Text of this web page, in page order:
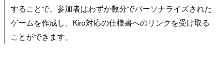
することで、参加者はわずか数分でパーソナライズされた
ゲームを作成し、Kiro対応の仕様書へのリンクを受け取る
ことができます。